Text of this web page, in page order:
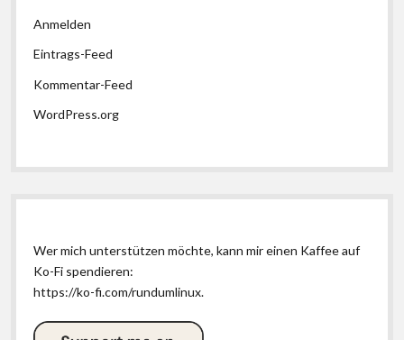
Anmelden
Eintrags-Feed
Kommentar-Feed
WordPress.org
Wer mich unterstützen möchte, kann mir einen Kaffee auf
Ko-Fi spendieren:
https://ko-fi.com/rundumlinux.